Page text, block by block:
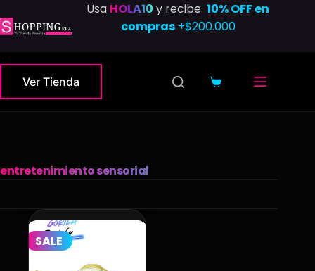
al
Usa HOLA10 y recibe10% OFF en
compras+$200.000
Ver Tienda
Carro
entretenimiento sensorial
SALE